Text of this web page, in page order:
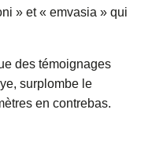
» et « emvasia » qui
des témoignages
surplombe le
en contrebas.